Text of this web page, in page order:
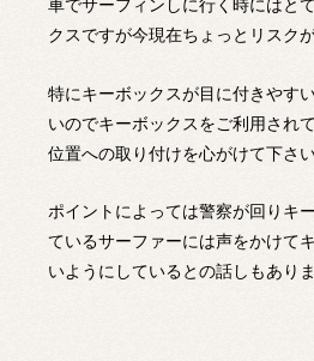
車でサーフィンしに行く時にはと
クスですが今現在ちょっとリスク
特にキーボックスが目に付きやす
いのでキーボックスをご利用され
位置への取り付けを心がけて下さい
ポイントによっては警察が回りキ
ているサーファーには声をかけて
いようにしているとの話しもありま